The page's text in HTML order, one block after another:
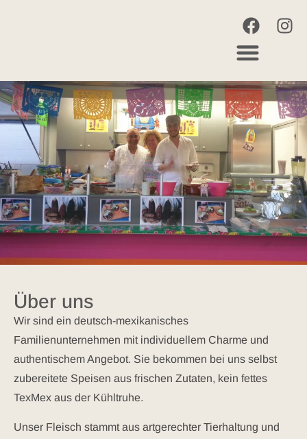
Über uns
Wir sind ein deutsch-mexikanisches
Familienunternehmen mit individuellem Charme und
authentischem Angebot. Sie bekommen bei uns selbst
zubereitete Speisen aus frischen Zutaten, kein fettes
TexMex aus der Kühltruhe.
Unser Fleisch stammt aus artgerechter Tierhaltung und